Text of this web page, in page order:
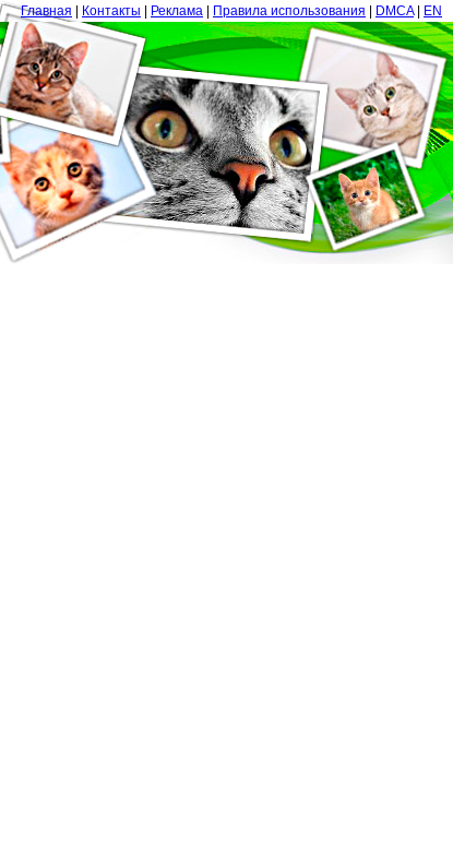
Главная Контакты Реклама Правила использования DMCA EN